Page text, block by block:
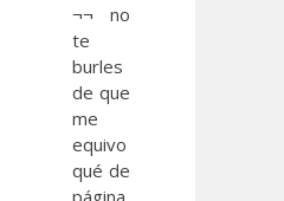
¬¬ no
te
burles
de que
me
equivo
qué de
página.